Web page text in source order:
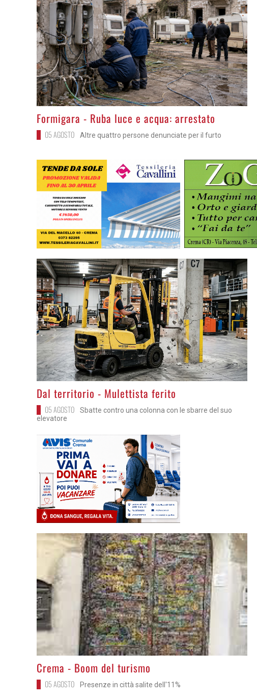
>
Formigara - Ruba luce e acqua: arrestato
05 AGOSTO Altre quattro persone denunciate per il furto
>
Dal territorio - Mulettista ferito
05 AGOSTO
Sbatte contro una colonna con le sbarre del suo
elevatore
>
Crema - Boom del turismo
05 AGOSTO Presenze in città salite dell'11%